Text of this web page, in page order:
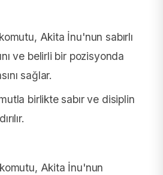
Akita İnu'nun sabırlı
ve belirli bir pozisyonda
sağlar.
birlikte sabır ve disiplin
Akita İnu'nun